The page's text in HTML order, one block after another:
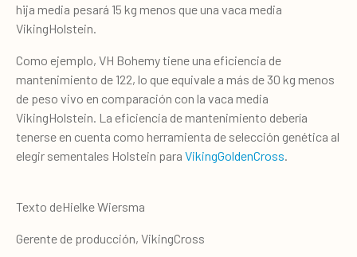
hija media pesará 15 kg menos que una vaca media
VikingHolstein.
Como ejemplo, VH Bohemy tiene una eficiencia de
mantenimiento de 122, lo que equivale a más de 30 kg menos
de peso vivo en comparación con la vaca media
VikingHolstein. La eficiencia de mantenimiento debería
tenerse en cuenta como herramienta de selección genética al
elegir sementales Holstein para VikingGoldenCross.
Texto deHielke Wiersma
Gerente de producción, VikingCross